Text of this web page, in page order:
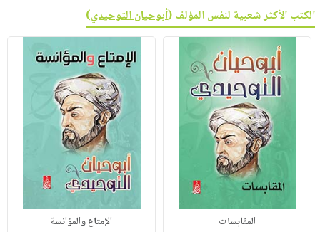
الكتب الأكثر شعبية لنفس المؤلف (أبوحيان التوحيدي)
المقابسات الإمتاع والمؤانسة